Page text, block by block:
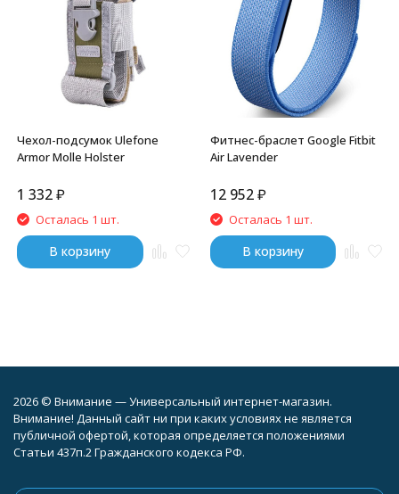
Чехол-подсумок Ulefone
Armor Molle Holster
1 332₽
Осталась 1 шт.
В корзину
Фитнес-браслет Google Fitbit
Air Lavender
12 952 ₽
Осталась 1 шт.
В корзину
2026 © Внимание — Универсальный интернет-магазин.
Внимание! Данный сайт ни при каких условиях не является
публичной офертой, которая определяется положениями
Статьи 437п.2 Гражданского кодекса РФ.